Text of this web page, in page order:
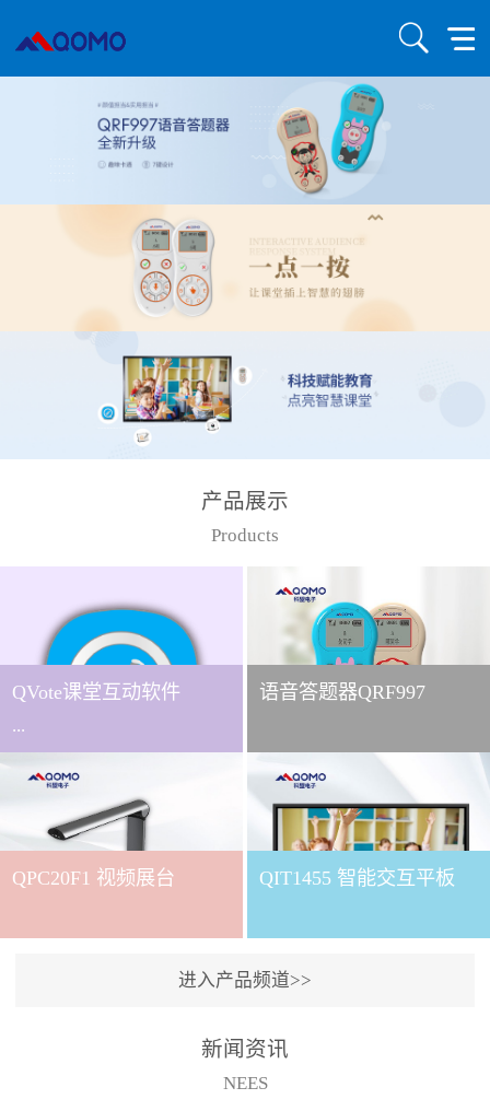
产品展示
Products
QVote课堂互动软件
...
下载QVote授课软件课堂互
动的质量直接影响教学效
果与学生参与度。作为
打造的互动授课软件，
QVote 以 “让每一堂课都充
功能与数据化教学分析，
语音答题器QRF997
QPC20F1 视频展台 QIT1455 智能交互平板
进入产品频道>>
新闻资讯
NEES